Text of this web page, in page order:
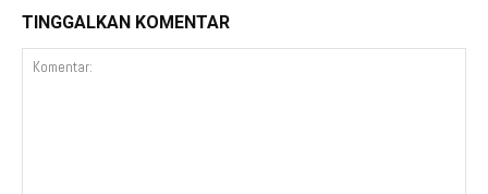
TINGGALKAN KOMENTAR